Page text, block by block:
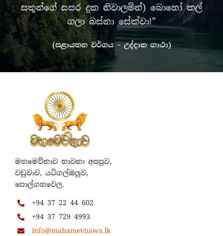
සතුන්ගේ සසර දුක නිවාලමින්) බොහෝ කල්
ගලා බස්නා සේක්වා!”
(සළායතන වර්ගය – උද්දාන ගාථා)
මහමෙව්නාව භාවනා අසපුව,
වඩුවාව, යටිගල්ඔලුව,
පොල්ගහවෙල.
+94 37 22 44 602
+94 37 729 4993
info@mahamevnawa.lk